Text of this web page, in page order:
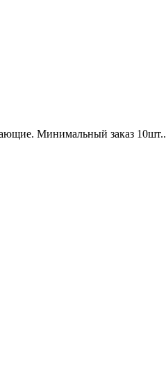
Минимальный заказ 10шт..